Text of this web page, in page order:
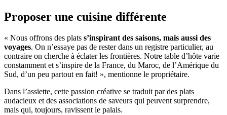
Proposer une cuisine différente
« Nous offrons des plats s’inspirant des saisons, mais aussi des
voyages. On n’essaye pas de rester dans un registre particulier, au
contraire on cherche à éclater les frontières. Notre table d’hôte varie
constamment et s’inspire de la France, du Maroc, de l’Amérique du
Sud, d’un peu partout en fait! », mentionne le propriétaire.
Dans l’assiette, cette passion créative se traduit par des plats
audacieux et des associations de saveurs qui peuvent surprendre,
mais qui, toujours, ravissent le palais.